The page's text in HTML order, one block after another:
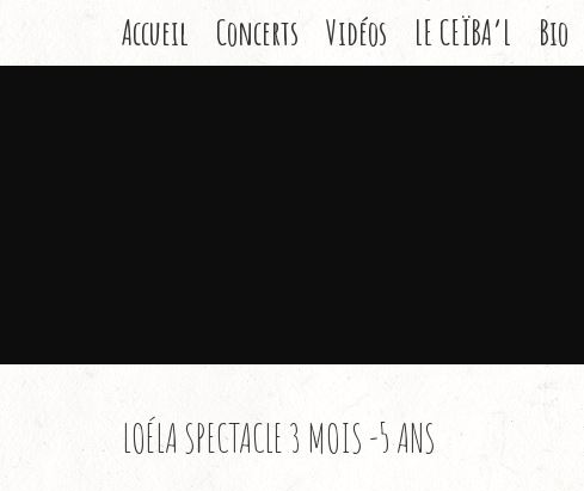
Accueil Concerts Vidéos LE CEÏBA’L Bio
LOÉLA SPECTACLE 3 MOIS -5 ANS